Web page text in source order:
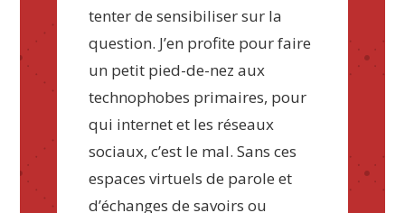
tenter de sensibiliser sur la
question. J’en profite pour faire
un petit pied-de-nez aux
technophobes primaires, pour
qui internet et les réseaux
sociaux, c’est le mal. Sans ces
espaces virtuels de parole et
d’échanges de savoirs ou